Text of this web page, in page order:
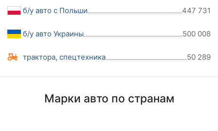
б/у авто с Польши 447 731
б/у авто Украины 500 008
трактора, спецтехника 50 289
Марки авто по странам